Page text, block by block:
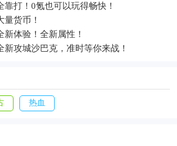
靠打！0氪也可以玩得畅快！
量货币！
体验！全新属性！
新攻城沙巴克，准时等你来战！
热血